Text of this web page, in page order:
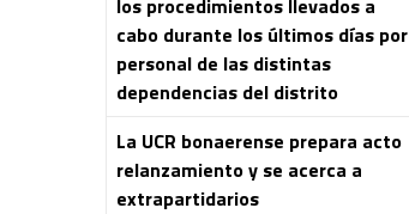
los procedimientos llevados a
cabo durante los últimos días por
personal de las distintas
dependencias del distrito
La UCR bonaerense prepara acto
relanzamiento y se acerca a
extrapartidarios